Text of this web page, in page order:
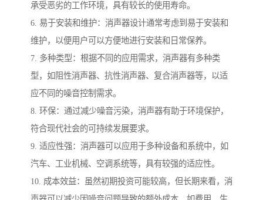
承受恶劣的工作环境，具有较长的使用寿命。
6. 易于安装和维护：消声器设计通常考虑到易于安装和
维护，以便用户可以方便地进行安装和日常保养。
7. 多种类型：根据不同的应用需求，消声器有多种类
型，如阻性消声器、抗性消声器、复合消声器等，以适
应不同的噪音控制需求。
8. 环保：通过减少噪音污染，消声器有助于环境保护，
符合现代社会的可持续发展要求。
9. 适应性强：消声器可以应用于多种设备和系统中，如
汽车、工业机械、空调系统等，具有较强的适应性。
10. 成本效益：虽然初期投资可能较高，但长期来看，消